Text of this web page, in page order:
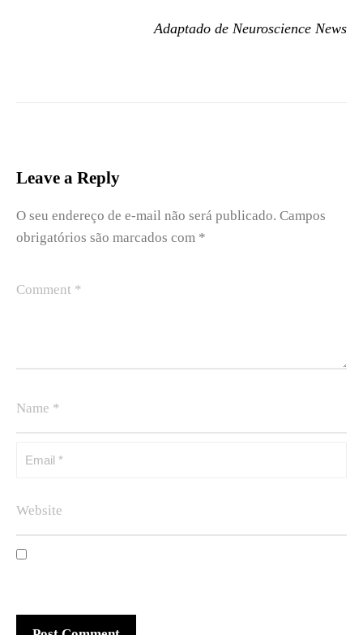
Adaptado de Neuroscience News
Leave a Reply
O seu endereço de e-mail não será publicado. Campos
obrigatórios são marcados com *